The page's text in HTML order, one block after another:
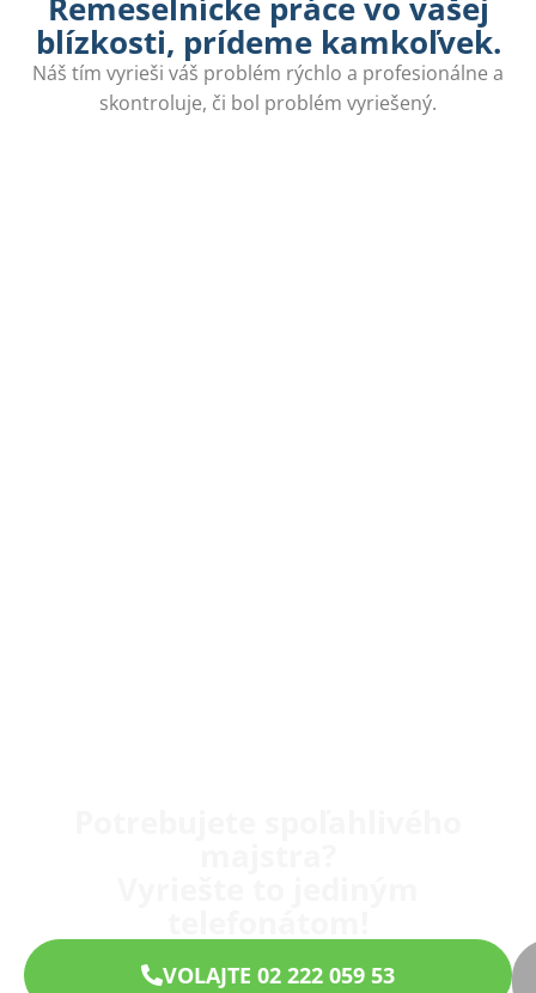
blízkosti, prídeme kamkoľvek.
Náš tím vyrieši váš problém rýchlo a profesionálne a
skontroluje, či bol problém vyriešený.
VOLAJTE 02 222 059 53